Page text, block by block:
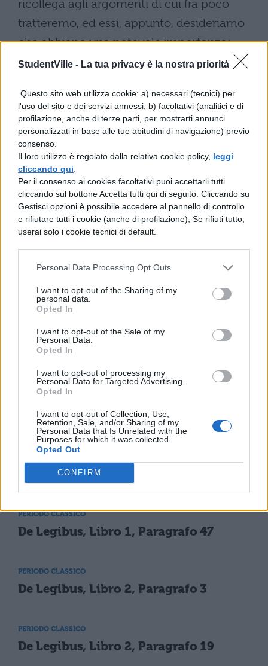
StudentVille - La tua privacy è la nostra priorità
Questo sito web utilizza cookie: a) necessari (tecnici) per
l'uso del sito e dei servizi annessi; b) facoltativi (analitici e di
profilazione, anche di terze parti, per mostrarti annunci
personalizzati in base alle tue abitudini di navigazione) previo
consenso.
Il loro utilizzo è regolato dalla relativa cookie policy, leggi
cliccando qui
Per il consenso ai cookies facoltativi puoi accettarli tutti
cliccando sul bottone Accetta tutti qui di seguito. Cliccando su
Gestisci opzioni è possibile accedere al pannello di controllo
e rifiutare tutti i cookie (anche di profilazione); Se rifiuti tutto,
userai solo i cookie tecnici di default.
Personal Data Processing Opt Outs
I want to opt-out of the Sharing of my
personal data.
Opted In
I want to opt-out of the Sale of my
Personal Data.
Opted In
I want to opt-out of processing my
Personal Data for Targeted Advertising.
Opted In
I want to opt-out of Collection, Use,
Retention, Sale, and/or Sharing of my
Personal Data that Is Unrelated with the
Purposes for which it was collected.
Opted Out
CONFIRM
ricollega agli argomenti di cui fra poco
tratteremo, ed essi, appunto, desideriamo
che abbiano una notevole importanza;
infatti non sarebbero tali, se non fossero
scaturiscono. Aggiungo inoltre che lo
faccio di buon grado e, credo, anche con
buoni motivi, non potendo passare sotto
silenzio colei, la cui passione tutto mi ha
preso e che tale mi fece, quale io sono
attualmente.
Attico: - E davvero agisci com'essa merita,
TI POTREBBE INTERESSARE
PERIODO CLASSICO
De Legibus, Libro 1, Paragrafo 14
PERIODO CLASSICO
De Legibus, Libro 1, Paragrafo 31
PERIODO CLASSICO
De Legibus, Libro 1, Paragrafo 47
PERIODO CLASSICO
De Legibus, Libro 2, Paragrafo 3
PERIODO CLASSICO
De Legibus, Libro 2, Paragrafo 19